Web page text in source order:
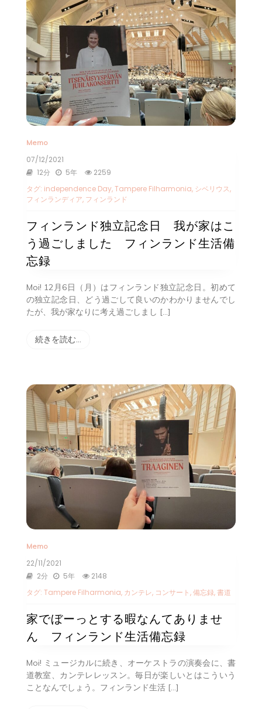
Memo
07/12/2021
12分
5年
2259
タグ: independence Day,Tampere Filharmonia, シベリウス,
フィンランディア, フィンランド
フィンランド独立記念日 我が家はこ
う過ごしました フィンランド生活備
忘録
Moi! 12月6日（月）はフィンランド独立記念日。初めて
の独立記念日、どう過ごして良いのかわかりませんでし
たが、我が家なりに考え過ごしまし […]
続きを読む…
Memo
22/11/2021
2分
5年
2148
タグ: Tampere Filharmonia, カンテレ, コンサート,備忘録,書道
家でぼーっとする暇なんてありませ
ん フィンランド生活備忘録
Moi! ミュージカルに続き、オーケストラの演奏会に、書
道教室、カンテレレッスン。毎日が楽しいとはこういう
ことなんでしょう。フィンランド生活 […]